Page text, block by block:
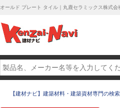
オールド プレート タイル｜丸鹿セラミックス株式会
【建材ナビ】建築材料・建築資材専門の検